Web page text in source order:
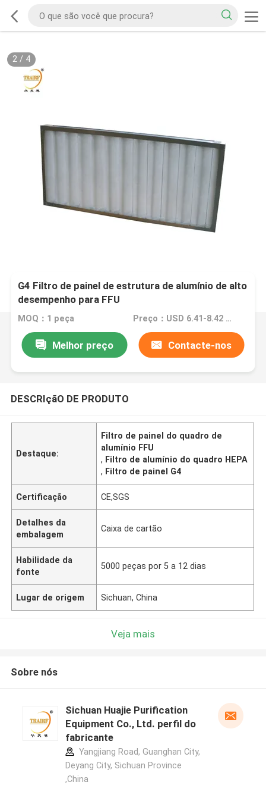
2/ 4
G4 Filtro de painel de estrutura de alumínio de alto
desempenho para FFU
MOQ：1 peça Preço：USD 6.41-8.42 piece
Melhor preço Contacte-nos
DESCRIçãO DE PRODUTO
Destaque:
Filtro de painel do quadro de
alumínio FFU
, Filtro de alumínio do quadro HEPA
, Filtro de painel G4
Certificação CE,SGS
Detalhes da
embalagem
Caixa de cartão
Habilidade da
fonte
5000 peças por 5 a 12 dias
Lugar de origem Sichuan, China
Veja mais
Sobre nós
Sichuan Huajie Purification
Equipment Co., Ltd. perfil do
fabricante
Yangjiang Road, Guanghan City,
Deyang City, Sichuan Province
,China